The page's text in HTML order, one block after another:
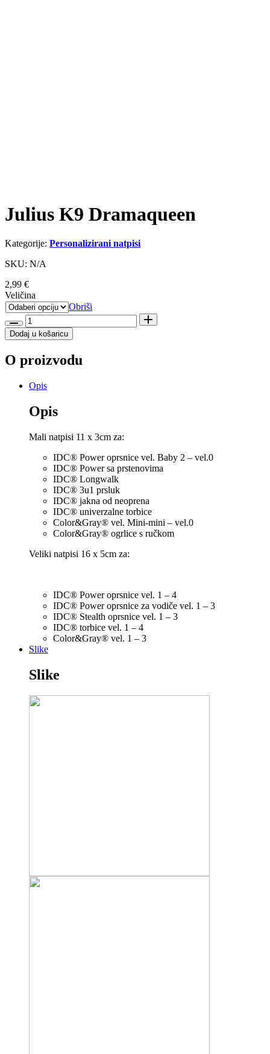
Julius K9 Dramaqueen
Kategorije: Personalizirani natpisi
SKU: N/A
2,99 €
Veličina
Obriši
Julius
K9
Dramaqueen
Dodaj u košaricu
O proizvodu
Opis
Opis
Mali natpisi 11 x 3cm za:
IDC® Power oprsnice vel. Baby 2 – vel.0
IDC® Power sa prstenovima
IDC® Longwalk
IDC® 3u1 prsluk
IDC® jakna od neoprena
IDC® univerzalne torbice
Color&Gray® vel. Mini-mini – vel.0
Color&Gray® ogrlice s ručkom
Veliki natpisi 16 x 5cm za:
IDC® Power oprsnice vel. 1 – 4
IDC® Power oprsnice za vodiče vel. 1 – 3
IDC® Stealth oprsnice vel. 1 – 3
IDC® torbice vel. 1 – 4
Color&Gray® vel. 1 – 3
Slike
Slike